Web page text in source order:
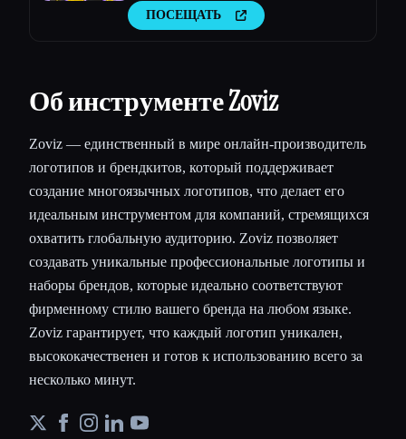
ПОСЕЩАТЬ
Об инструменте Zoviz
Zoviz — единственный в мире онлайн-производитель
логотипов и брендкитов, который поддерживает
создание многоязычных логотипов, что делает его
идеальным инструментом для компаний, стремящихся
охватить глобальную аудиторию. Zoviz позволяет
создавать уникальные профессиональные логотипы и
наборы брендов, которые идеально соответствуют
фирменному стилю вашего бренда на любом языке.
Zoviz гарантирует, что каждый логотип уникален,
высококачественен и готов к использованию всего за
несколько минут.